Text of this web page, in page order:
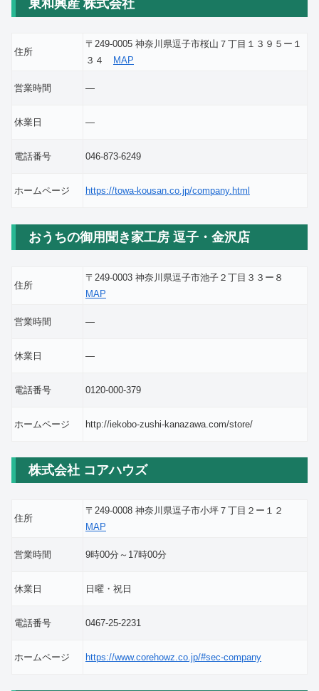
東和興産 株式会社
住所
〒249-0005 神奈川県逗子市桜山７丁目１３９５ー１
３４
MAP
営業時間 ―
休業日 ―
電話番号 046-873-6249
ホームページ https://towa-kousan.co.jp/company.html
おうちの御用聞き家工房 逗子・金沢店
住所
〒249-0003 神奈川県逗子市池子２丁目３３ー８
MAP
営業時間 ―
休業日 ―
電話番号 0120-000-379
ホームページ http://iekobo-zushi-kanazawa.com/store/
株式会社 コアハウズ
住所
〒249-0008 神奈川県逗子市小坪７丁目２ー１２
MAP
営業時間 9時00分～17時00分
休業日 日曜・祝日
電話番号 0467-25-2231
ホームページ https://www.corehowz.co.jp/#sec-company